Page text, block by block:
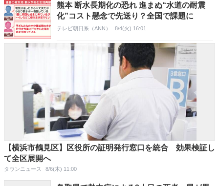
熊本 断水長期化の恐れ 進まぬ“水道の耐震
化”コスト懸念で先送り？全国で課題に
テレビ朝日系（ANN） 8/4(火) 16:01
【横浜市鶴見区】区役所の証明発行窓口を統合 効果検証し
て全区展開へ
タウンニュース 8/6(木) 11:00